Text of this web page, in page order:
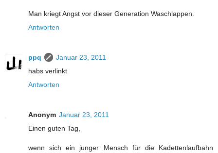
Man kriegt Angst vor dieser Generation Waschlappen.
Antworten
ppq
Januar 23, 2011
habs verlinkt
Antworten
Anonym Januar 23, 2011
Einen guten Tag,
wenn sich ein junger Mensch für die Kadettenlaufbahn